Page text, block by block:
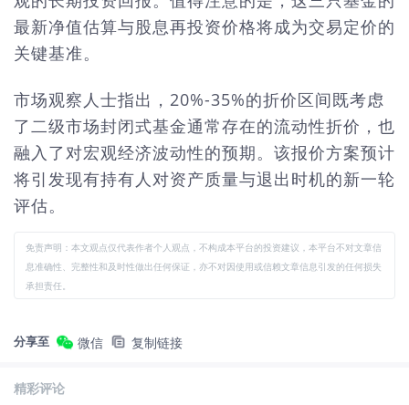
最新净值估算与股息再投资价格将成为交易定价的
关键基准。
市场观察人士指出，20%-35%的折价区间既考虑
了二级市场封闭式基金通常存在的流动性折价，也
融入了对宏观经济波动性的预期。该报价方案预计
将引发现有持有人对资产质量与退出时机的新一轮
评估。
免责声明：本文观点仅代表作者个人观点，不构成本平台的投资建议，本平台不对文章信
息准确性、完整性和及时性做出任何保证，亦不对因使用或信赖文章信息引发的任何损失
承担责任。
分享至 微信 复制链接
精彩评论